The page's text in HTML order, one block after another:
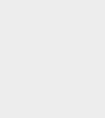
qualquer que
Lei 8.213/1991
e
para